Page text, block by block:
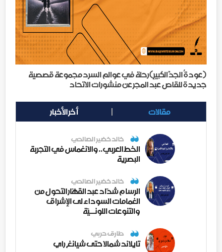
(عودةُ الجدِّ الكبيرِ)رحلة في عوالم السرد مجموعة قصصية
جديدة للقاص عبد المجر عن منشورات الاتحاد
مقالات أخر الأخبار
خالد خضير الصالحي
الخط العربي.. والانغماس في التجربة
البصرية
خالد خضير الصالحي
الرسام شدّاد عبد القهّار التحول من
الغمامات السوداء لى الإشراق
والتنوعات اللونــيّة
طارق حربي
تايلاند شمالا حتى شيانغ راي